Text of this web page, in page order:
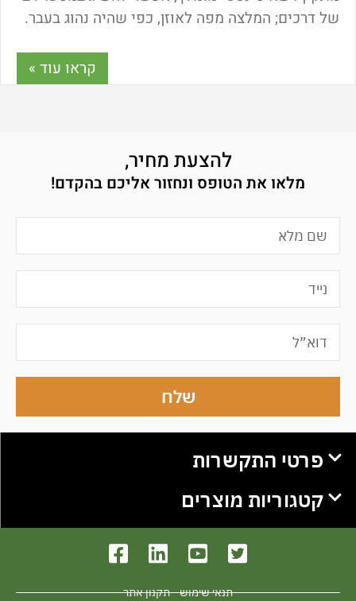
של דרכים; המלצה מפה לאוזן, כפי שהיה נהוג בעבר.
קראו עוד »
להצעת מחיר,
מלאו את הטופס ונחזור אליכם בהקדם!
שלח
פרטי התקשרות
קטגוריות מוצרים
תנאי שימוש - תקנון אתר